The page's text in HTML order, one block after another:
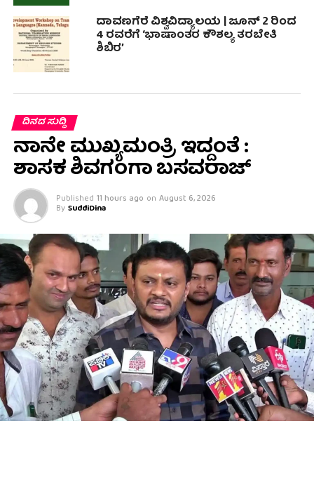
ದಾವಣಗೆರೆ ವಿಶ್ವವಿದ್ಯಾಲಯ | ಜೂನ್ 2 ರಿಂದ
4 ರವರೆಗೆ ‘ಭಾಷಾಂತರ ಕೌಶಲ್ಯ ತರಬೇತಿ
ಶಿಬಿರ’
ದಿನದ ಸುದ್ದಿ
ನಾನೇ ಮುಖ್ಯಮಂತ್ರಿ ಇದ್ದಂತೆ :
ಶಾಸಕ ಶಿವಗಂಗಾ ಬಸವರಾಜ್
Published 11 hours ago on August 6, 2026
By SuddiDina